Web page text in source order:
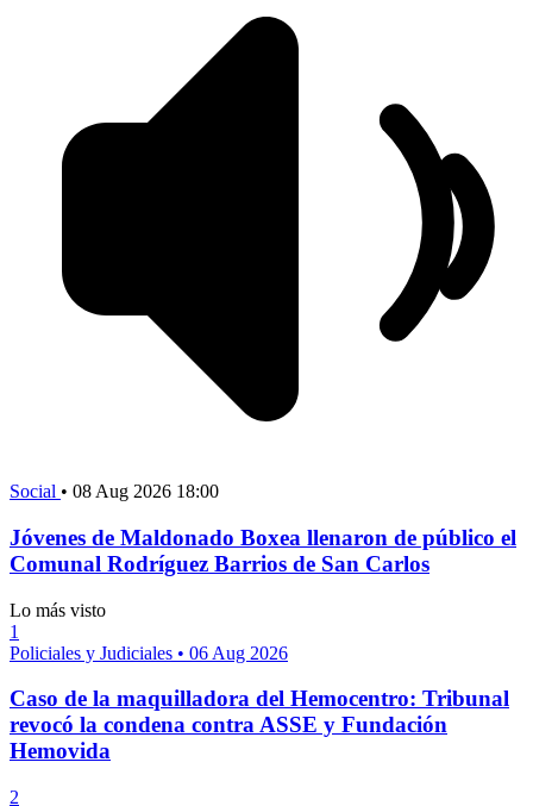
Social • 08 Aug 2026 18:00
Jóvenes de Maldonado Boxea llenaron de público el
Comunal Rodríguez Barrios de San Carlos
Lo más visto
1
Policiales y Judiciales • 06 Aug 2026
Caso de la maquilladora del Hemocentro: Tribunal
revocó la condena contra ASSE y Fundación
Hemovida
2